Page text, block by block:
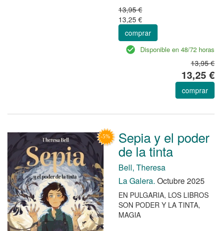
13,95 €
13,25 €
comprar
Disponible en 48/72 horas
13,95 €
13,25 €
comprar
Sepia y el poder
de la tinta
Bell, Theresa
La Galera. Octubre 2025
EN PULGARIA, LOS LIBROS
SON PODER Y LA TINTA,
MAGIA